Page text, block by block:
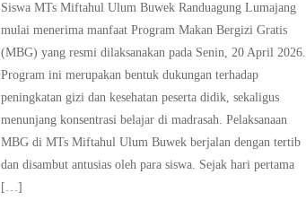
Siswa MTs Miftahul Ulum Buwek Randuagung Lumajang
mulai menerima manfaat Program Makan Bergizi Gratis
(MBG) yang resmi dilaksanakan pada Senin, 20 April 2026.
Program ini merupakan bentuk dukungan terhadap
peningkatan gizi dan kesehatan peserta didik, sekaligus
menunjang konsentrasi belajar di madrasah. Pelaksanaan
MBG di MTs Miftahul Ulum Buwek berjalan dengan tertib
dan disambut antusias oleh para siswa. Sejak hari pertama
[…]